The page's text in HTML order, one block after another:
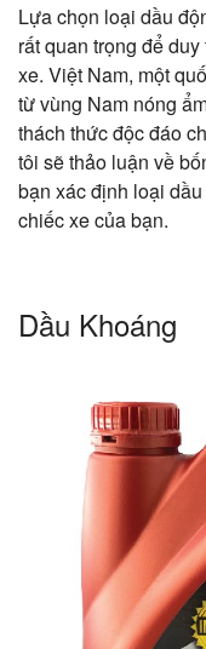
Lựa chọn loại dầu
rất quan trọng để
xe. Việt Nam, một
từ vùng Nam nóng
thách thức độc đáo
tôi sẽ thảo luận về
bạn xác định loại
chiếc xe của bạn.
Dầu Khoáng